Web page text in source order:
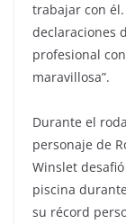
trabajar con
declaraciones
profesional
maravillosa”.
Durante el
personaje de
Winslet
piscina
su récord